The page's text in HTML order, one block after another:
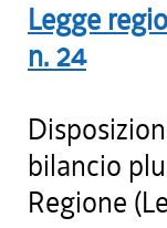
Legge
n. 24
bilancio
Regione